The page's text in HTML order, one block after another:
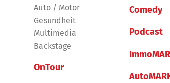
Auto / Motor
Gesundheit
Multimedia
Backstage
OnTour
Comedy
Podcast